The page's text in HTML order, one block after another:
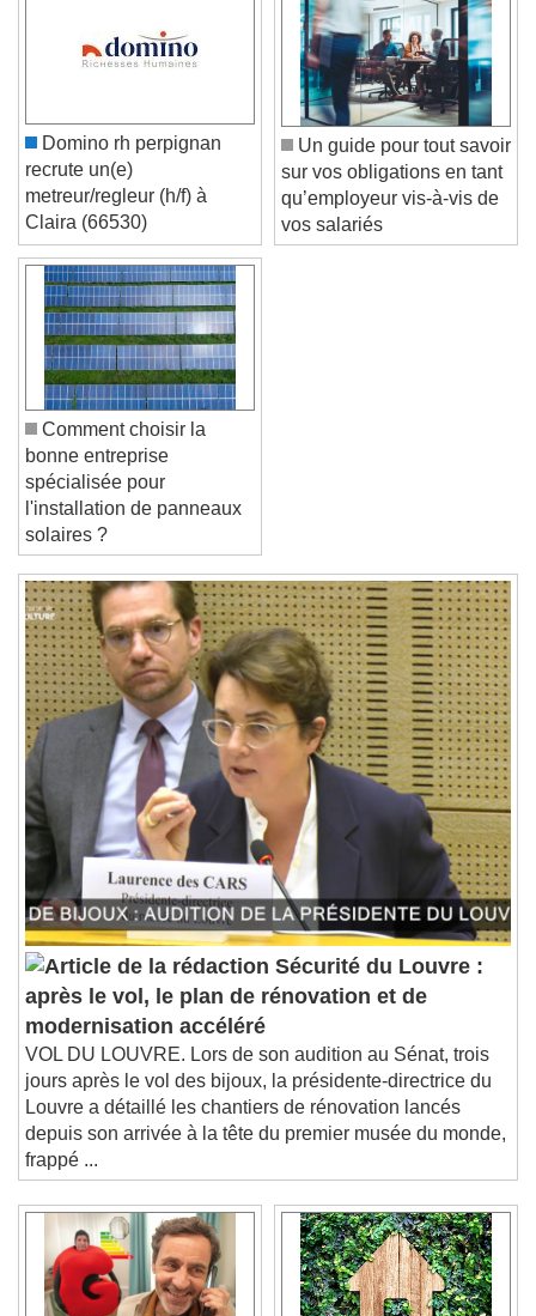
Caption Area Background
Color
Text Edge Style
Font Family
Reset
Done
Close Modal Dialog
End of dialog window.
Domino rh perpignan
recrute un(e)
metreur/regleur (h/f) à
Claira (66530)
Un guide pour tout savoir
sur vos obligations en tant
qu’employeur vis-à-vis de
vos salariés
Comment choisir la
bonne entreprise
spécialisée pour
l'installation de panneaux
solaires ?
Sécurité du Louvre :
après le vol, le plan de rénovation et de
modernisation accéléré
VOL DU LOUVRE. Lors de son audition au Sénat, trois
jours après le vol des bijoux, la présidente-directrice du
Louvre a détaillé les chantiers de rénovation lancés
depuis son arrivée à la tête du premier musée du monde,
frappé ...